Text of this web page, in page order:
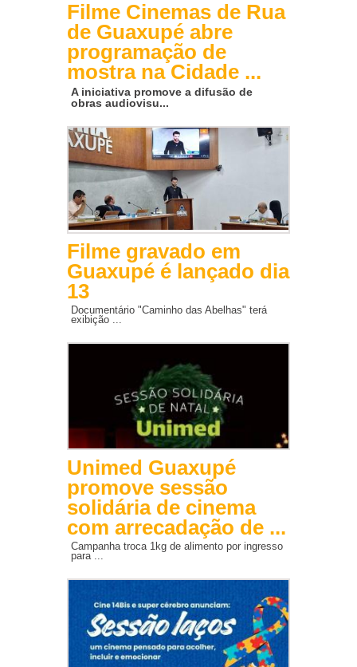
Filme Cinemas de Rua
de Guaxupé abre
programação de
mostra na Cidade ...
A iniciativa promove a difusão de
obras audiovisu...
Filme gravado em
Guaxupé é lançado dia
13
Documentário "Caminho das Abelhas" terá
exibição ...
Unimed Guaxupé
promove sessão
solidária de cinema
com arrecadação de ...
Campanha troca 1kg de alimento por ingresso
para ...